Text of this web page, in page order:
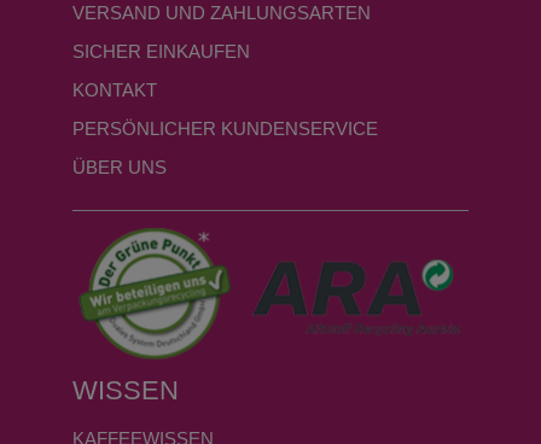
VERSAND UND ZAHLUNGSARTEN
SICHER EINKAUFEN
KONTAKT
PERSÖNLICHER KUNDENSERVICE
ÜBER UNS
WISSEN
KAFFEEWISSEN